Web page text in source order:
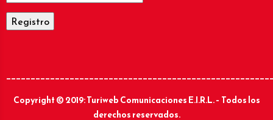
Copyright © 2019: Turiweb Comunicaciones E.I.R.L. – Todos los
derechos reservados.